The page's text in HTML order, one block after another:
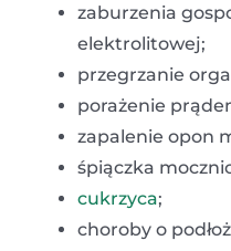
zaburzenia
elektrolitowej;
przegrzanie
porażenie
zapalenie opon
śpiączka
cukrzyca;
choroby o